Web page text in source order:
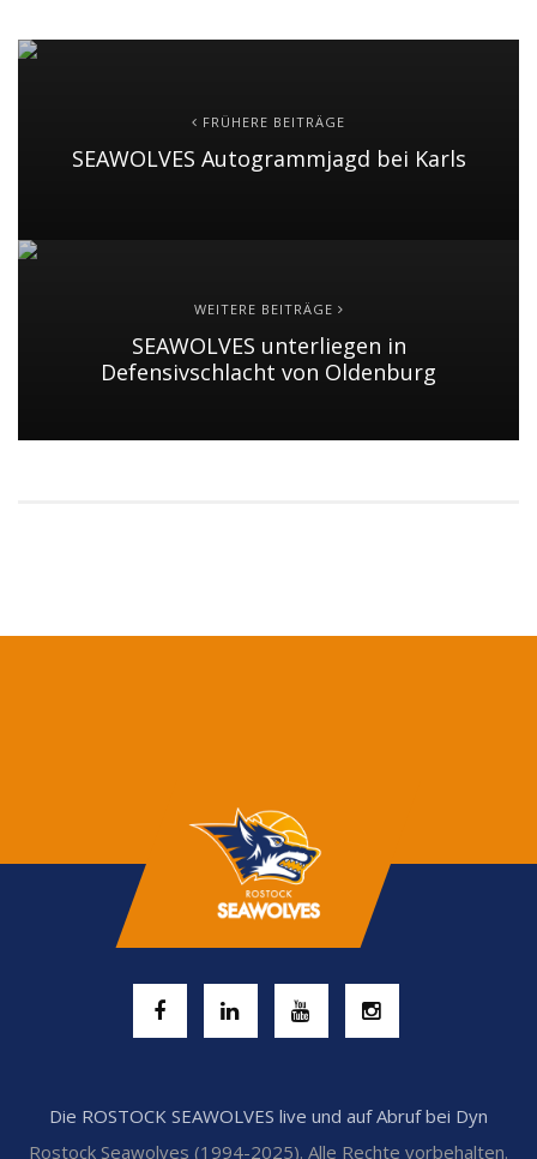
FRÜHERE BEITRÄGE
SEAWOLVES Autogrammjagd bei Karls
WEITERE BEITRÄGE
SEAWOLVES unterliegen in
Defensivschlacht von Oldenburg
Die ROSTOCK SEAWOLVES live und auf Abruf bei Dyn
Rostock Seawolves (1994-2025). Alle Rechte vorbehalten.